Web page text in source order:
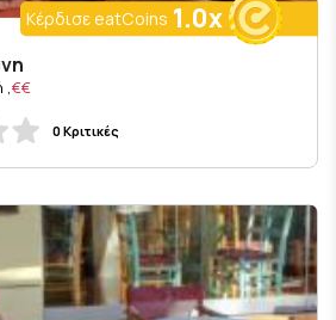
Κέρδισε eatCoins 1.0x
€€
, Νέα Σμύρνη, Ελληνική
0 Κριτικές